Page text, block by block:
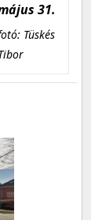
31.
Tüskés